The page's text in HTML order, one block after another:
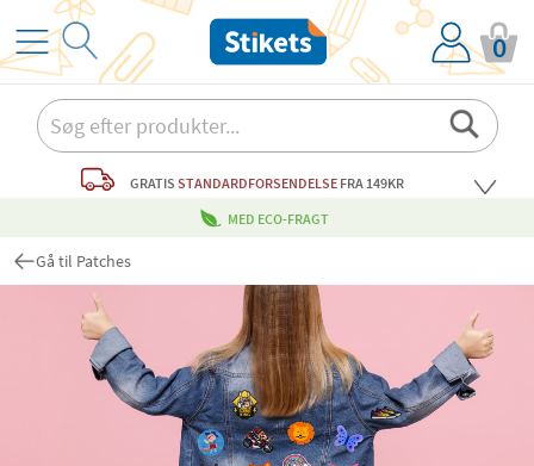
0
GRATISSTANDARDFORSENDELSE FRA 149KR
MED ECO-FRAGT
Gå til Patches